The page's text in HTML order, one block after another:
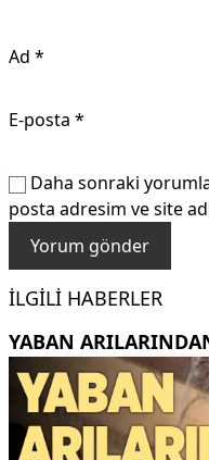
Ad *
E-posta *
Daha sonraki
posta adresim ve site
İLGILI HABERLER
YABAN